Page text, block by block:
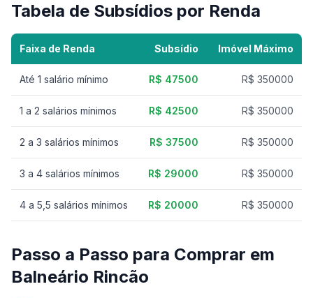
Tabela de Subsídios por Renda
Faixa de Renda Subsídio Imóvel Máximo
Até 1 salário mínimo R$ 47500 R$ 350000
1 a 2 salários mínimos R$ 42500 R$ 350000
2 a 3 salários mínimos R$ 37500 R$ 350000
3 a 4 salários mínimos R$ 29000 R$ 350000
4 a 5,5 salários mínimos R$ 20000 R$ 350000
Passo a Passo para Comprar em
Balneário Rincão